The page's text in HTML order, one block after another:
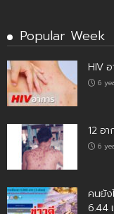
Popular Week
HIV อ
6
12 อ
6
คนยัง
6.44